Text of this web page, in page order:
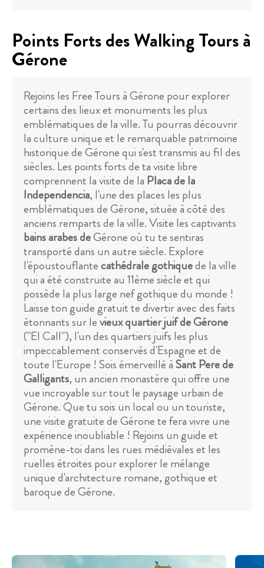
Points Forts des Walking Tours à
Gérone
Rejoins les Free Tours à Gérone pour explorer
certains des lieux et monuments les plus
emblématiques de la ville. Tu pourras découvrir
la culture unique et le remarquable patrimoine
historique de Gérone qui s'est transmis au fil des
siècles. Les points forts de ta visite libre
comprennent la visite de la Placa de la
Independencia, l'une des places les plus
emblématiques de Gérone, située à côté des
anciens remparts de la ville. Visite les captivants
bains arabes deGérone où tu te sentiras
transporté dans un autre siècle. Explore
l'époustouflantecathédrale gothiquede la ville
qui a été construite au 11ème siècle et qui
possède la plus large nef gothique du monde !
Laisse ton guide gratuit te divertir avec des faits
étonnants sur levieux quartier juif de Gérone
("El Call"), l'un des quartiers juifs les plus
impeccablement conservés d'Espagne et de
toute l'Europe ! Sois émerveillé àSant Pere de
Galligants, un ancien monastère qui offre une
vue incroyable sur tout le paysage urbain de
Gérone. Que tu sois un local ou un touriste,
une visite gratuite de Gérone te fera vivre une
expérience inoubliable ! Rejoins un guide et
promène-toi dans les rues médiévales et les
ruelles étroites pour explorer le mélange
unique d'architecture romane, gothique et
baroque de Gérone.